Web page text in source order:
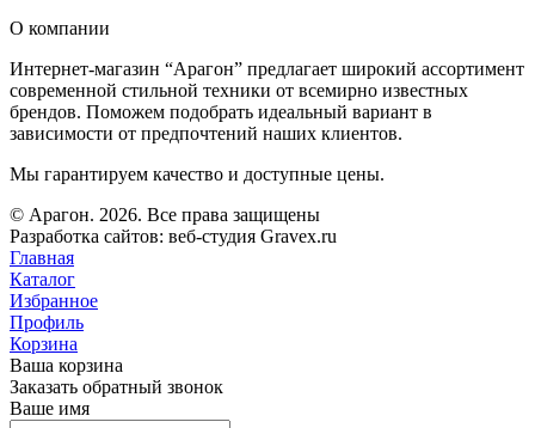
О компании
Интернет-магазин “Арагон” предлагает широкий ассортимент
современной стильной техники от всемирно известных
брендов. Поможем подобрать идеальный вариант в
зависимости от предпочтений наших клиентов.
Мы гарантируем качество и доступные цены.
© Арагон. 2026. Все права защищены
Разработка сайтов: веб-студия Gravex.ru
Главная
Каталог
Избранное
Профиль
Корзина
Ваша корзина
Заказать обратный звонок
Ваше имя